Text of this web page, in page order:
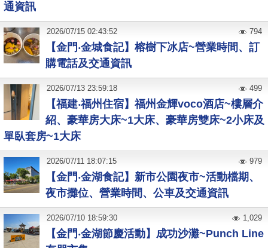
通資訊
【金門‧金城食記】榕樹下冰店~營業時間、訂
購電話及交通資訊
2026/07/15 02:43:52 794
【福建‧福州住宿】福州金輝voco酒店~樓層介
紹、豪華房大床~1大床、豪華房雙床~2小床及
單臥套房~1大床
2026/07/13 23:59:18 499
【金門‧金湖食記】新市公園夜市~活動檔期、
夜市攤位、營業時間、公車及交通資訊
2026/07/11 18:07:15 979
【金門‧金湖節慶活動】成功沙灘~Punch Line
2026/07/10 18:59:30 1,029